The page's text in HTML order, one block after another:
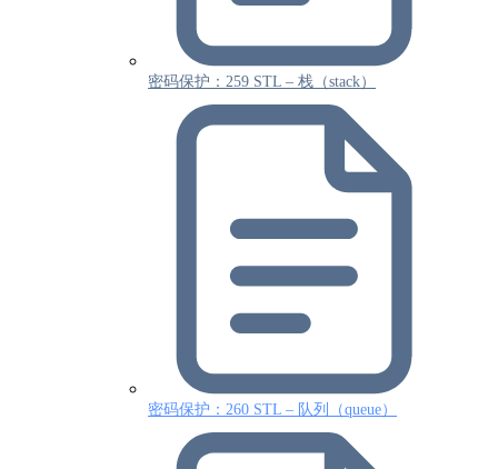
密码保护：259 STL – 栈（stack）
密码保护：260 STL – 队列（queue）